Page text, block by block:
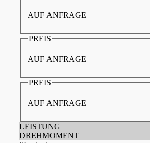
AUF ANFRAGE
PREIS
AUF ANFRAGE
PREIS
AUF ANFRAGE
LEISTUNG
DREHMOMENT